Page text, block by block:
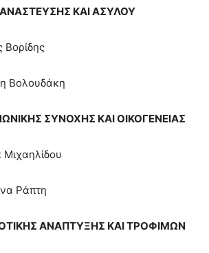
ΚΑΙ ΑΣΥΛΟΥ
Βολουδάκη
ΣΥΝΟΧΗΣ ΚΑΙ ΟΙΚΟΓΕΝΕΙΑΣ
Ράπτη
ΑΝΑΠΤΥΞΗΣ ΚΑΙ ΤΡΟΦΙΜΩΝ